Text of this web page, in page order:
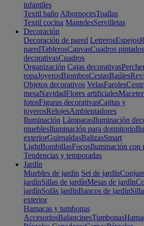
infantiles
Textil baño AlbornocesToallas
Textil cocina MantelesServilletas
Decoración
Decoración de pared LetrerosEspejos
paredTablerosCanvasCuadros
decorativasCuadros
Organización Cajas decorativas
ropaJoyerosBiombosCestasBaúles
Objetos decorativos VelasFaroles
mesaNavidadFlores artificiales
fotosFiguras decorativasCajitas y
joyerosRelojesAmbientadores
Iluminación LámparasIluminación
mueblesIluminación para dormitorio
exteriorGuirnaldasBalizasSmart
LightBombillasFocosIluminación con
Tendencias y temporadas
Jardín
Muebles de jardín Set de jardín
jardínSillas de jardínMesas de jardín
jardínSofás jardínBancos de jardín
exterior
Hamacas y tumbonas
AccesoriosBalancinesTumbonas